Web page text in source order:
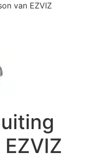
van EZVIZ